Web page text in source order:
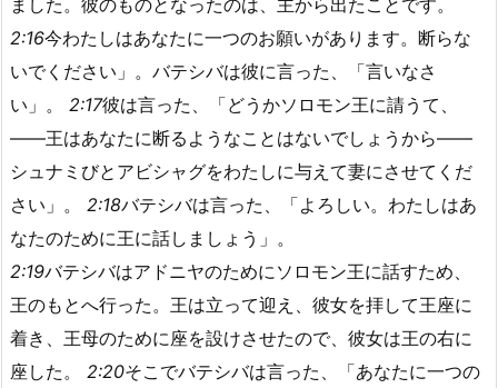
ました。彼のものとなったのは、主から出たことです。
2:16今わたしはあなたに一つのお願いがあります。断らな
いでください」。バテシバは彼に言った、「言いなさ
い」。 2:17彼は言った、「どうかソロモン王に請うて、
――王はあなたに断るようなことはないでしょうから――
シュナミびとアビシャグをわたしに与えて妻にさせてくだ
さい」。 2:18バテシバは言った、「よろしい。わたしはあ
なたのために王に話しましょう」。
2:19バテシバはアドニヤのためにソロモン王に話すため、
王のもとへ行った。王は立って迎え、彼女を拝して王座に
着き、王母のために座を設けさせたので、彼女は王の右に
座した。 2:20そこでバテシバは言った、「あなたに一つの